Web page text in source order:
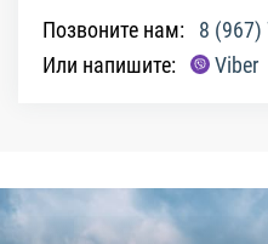
Позвоните нам:
8 (967)
Или напишите:
Viber